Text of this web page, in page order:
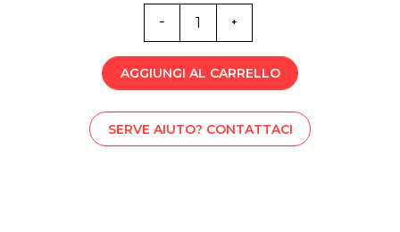
ST0-
2457
quantità
AGGIUNGI AL CARRELLO
SERVE AIUTO? CONTATTACI